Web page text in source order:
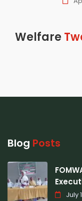
Welfare
Blog Posts
July